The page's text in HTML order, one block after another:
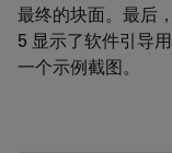
最终的块面。最后
5 显示了软件引导
一个示例截图。